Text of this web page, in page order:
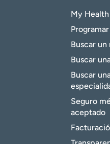
My
Buscar
Buscar
Buscar
Seguro
aceptado